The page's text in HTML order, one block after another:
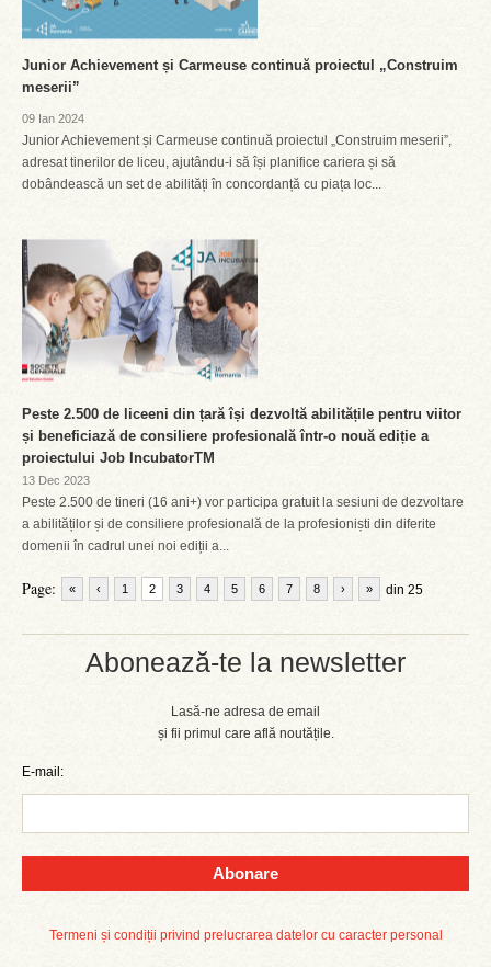
Abonează-te la newsletter
Lasă-ne adresa de email
și fii primul care află noutățile.
E-mail:
Abonare
Termeni și condiții privind prelucrarea datelor cu caracter personal
Junior Achievement și Carmeuse continuă proiectul „Construim
meserii”
09 Ian 2024
Junior Achievement și Carmeuse continuă proiectul „Construim meserii”,
adresat tinerilor de liceu, ajutându-i să își planifice cariera și să
dobândească un set de abilități în concordanță cu piața loc...
Peste 2.500 de liceeni din țară își dezvoltă abilitățile pentru viitor
și beneficiază de consiliere profesională într-o nouă ediție a
proiectului Job IncubatorTM
13 Dec 2023
Peste 2.500 de tineri (16 ani+) vor participa gratuit la sesiuni de dezvoltare
a abilităților și de consiliere profesională de la profesioniști din diferite
domenii în cadrul unei noi ediții a...
Page: « ‹ 1 2 3 4 5 6 7 8 din 25
› »